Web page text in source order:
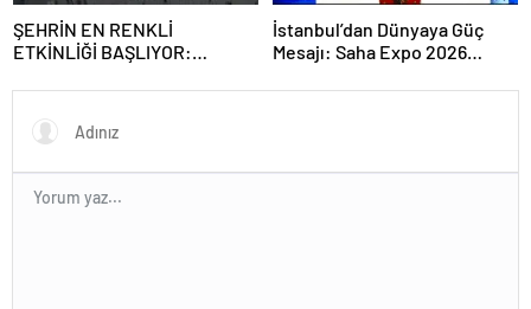
ŞEHRİN EN RENKLİ
ETKİNLİĞİ BAŞLIYOR:
FESTİVALİ” HEYECANI
GAZİOSMANPAŞA’DA
YAŞANACAK
İstanbul’dan Dünyaya Güç
Mesajı: Saha Expo 2026